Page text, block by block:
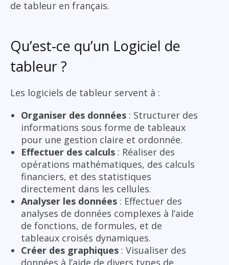
de tableur en français.
Qu’est-ce qu’un Logiciel de
tableur ?
Les logiciels de tableur servent à :
Organiser des données : Structurer des
informations sous forme de tableaux
pour une gestion claire et ordonnée.
Effectuer des calculs : Réaliser des
opérations mathématiques, des calculs
financiers, et des statistiques
directement dans les cellules.
Analyser les données : Effectuer des
analyses de données complexes à l’aide
de fonctions, de formules, et de
tableaux croisés dynamiques.
Créer des graphiques : Visualiser des
données à l’aide de divers types de